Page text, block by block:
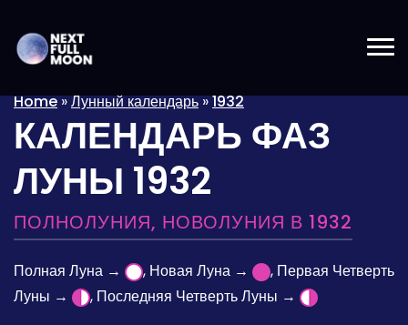
Home»Лунный календарь»1932
КАЛЕНДАРЬ ФАЗ
ЛУНЫ 1932
ПОЛНОЛУНИЯ, НОВОЛУНИЯ В 1932
Полная Луна → , Новая Луна →
, Первая Четверть
Луны →
, Последняя Четверть Луны →